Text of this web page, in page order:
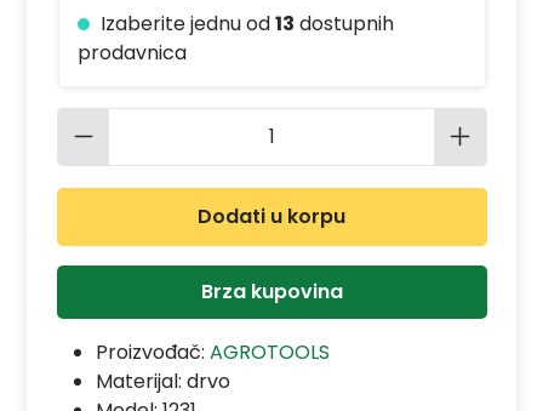
Izaberite jednu od13 dostupnih
prodavnica
Količina proizvoda: Unesite
Dodati u korpu
Brza kupovina
Proizvođač: AGROTOOLS
Materijal: drvo